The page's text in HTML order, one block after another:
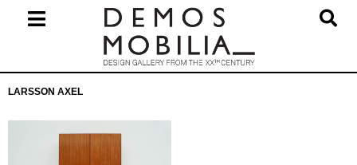
Navigation
LARSSON AXEL